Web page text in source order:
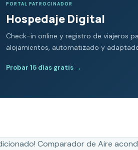
PORTAL PATROCINADOR
Hospedaje Digital
Check-in online y registro de viajeros
alojamientos, automatizado y
Probar 15 días gratis →
Comparador de Aire